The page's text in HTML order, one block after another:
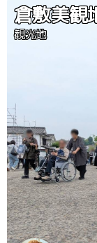
倉敷美観
観光地